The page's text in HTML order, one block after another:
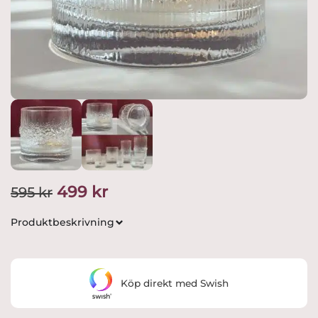
595kr Det
ursprungliga
595 kr.
499 krDet
nuvarande
är:
499 kr.
Produktbeskrivning
Köp direkt med Swish